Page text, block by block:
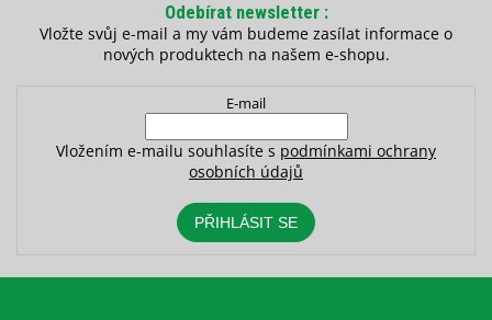
Odebírat newsletter
Vložte svůj e-mail a my vám budeme zasílat informace o
nových produktech na našem e-shopu.
E-mail
Vložením e-mailu souhlasíte s podmínkami ochrany
osobních údajů
PŘIHLÁSIT SE